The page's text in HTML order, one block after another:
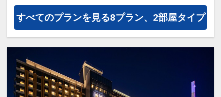
客室＆ロビーで無線LAN（Wi-Fl）完
備。
すべてのプランを見る8プラン、2部屋タイプ